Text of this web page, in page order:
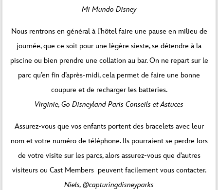
Mi Mundo Disney
Nous rentrons en général à l’hôtel faire une pause en milieu de
journée, que ce soit pour une lègère sieste, se détendre à la
piscine ou bien prendre une collation au bar. On ne repart sur le
parc qu’en fin d’après-midi, cela permet de faire une bonne
coupure et de recharger les batteries.
Virginie, Go Disneyland Paris Conseils et Astuces
Assurez-vous que vos enfants portent des bracelets avec leur
nom et votre numéro de téléphone. Ils pourraient se perdre lors
de votre visite sur les parcs, alors assurez-vous que d’autres
visiteurs ou Cast Members peuvent facilement vous contacter.
Niels, @capturingdisneyparks